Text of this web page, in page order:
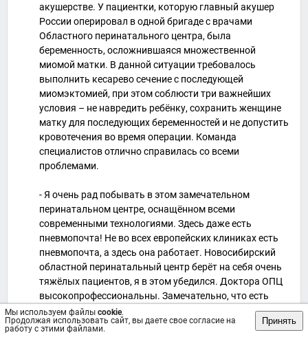
Мы используем файлы cookie.
Продолжая использовать сайт, вы даете свое согласие на
работу с этими файлами.
Принять
акушерстве. У пациентки, которую главный акушер
России оперировал в одной бригаде с врачами
Областного перинатального центра, была
беременность, осложнившаяся множественной
миомой матки. В данной ситуации требовалось
выполнить кесарево сечение с последующей
миомэктомией, при этом соблюсти три важнейших
условия – не навредить ребёнку, сохранить женщине
матку для последующих беременностей и не допустить
кровотечения во время операции. Команда
специалистов отлично справилась со всеми
проблемами.
- Я очень рад побывать в этом замечательном
перинатальном центре, оснащённом всеми
современными технологиями. Здесь даже есть
пневмопочта! Не во всех европейских клиниках есть
пневмопочта, а здесь она работает. Новосибирский
областной перинатальный центр берёт на себя очень
тяжёлых пациентов, я в этом убедился. Доктора ОПЦ
высокопрофессиональны. Замечательно, что есть
такие центры, только так мы сможем снизить
младенческую и материнскую смертность, -